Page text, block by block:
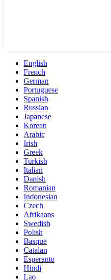
English
French
German
Portuguese
Spanish
Russian
Japanese
Korean
Arabic
Irish
Greek
Turkish
Italian
Danish
Romanian
Indonesian
Czech
Afrikaans
Swedish
Polish
Basque
Catalan
Esperanto
Hindi
Lao